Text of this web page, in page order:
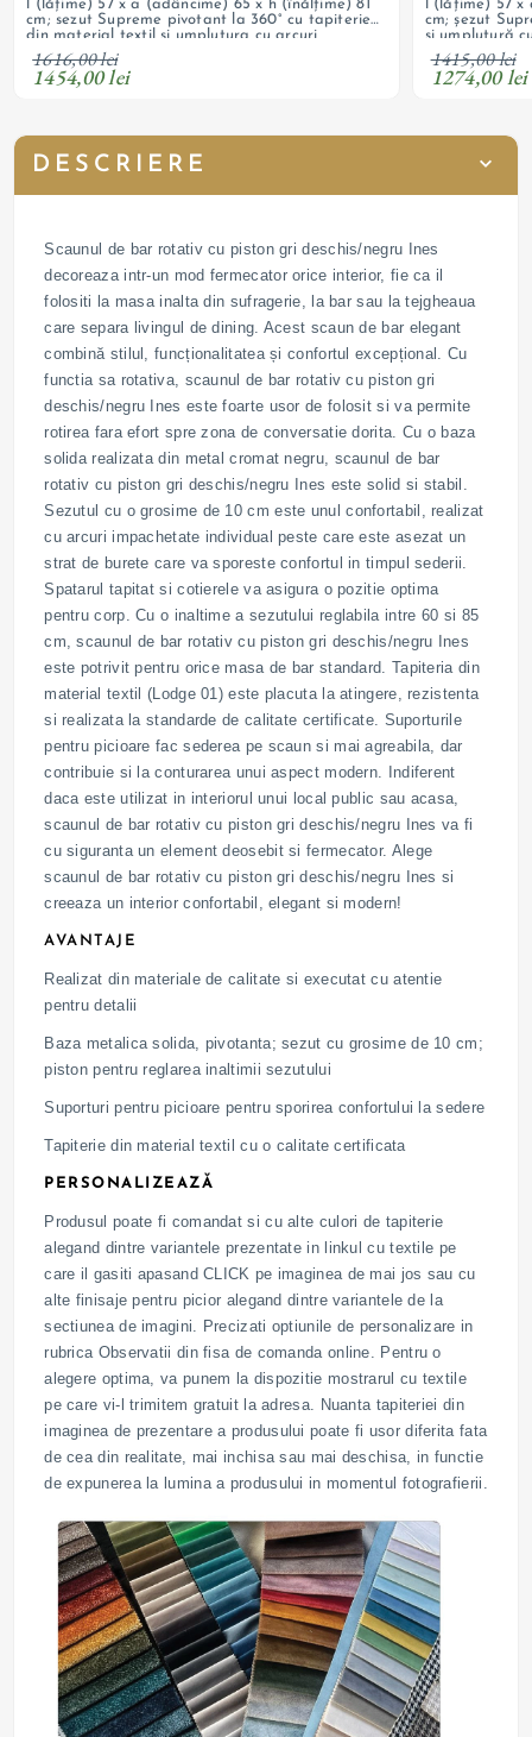
l (lățime) 57 x a (adâncime) 65 x h (înălțime) 81
cm; sezut Supreme pivotant la 360° cu tapiterie
din material textil si umplutura cu arcuri
impachetate individual si burete; picioare din
metal vopsit negru; personalizabil
1616,00 lei
1454,00 lei
l (lățime) 57
cm; șezut
și umplutură
burete;
negru;
1415,00 lei
1274,00 lei
DESCRIERE
Scaunul de bar rotativ cu piston gri deschis/negru Ines
decoreaza intr-un mod fermecator orice interior, fie ca il
folositi la masa inalta din sufragerie, la bar sau la tejgheaua
care separa livingul de dining. Acest scaun de bar elegant
combină stilul, funcționalitatea și confortul excepțional. Cu
functia sa rotativa, scaunul de bar rotativ cu piston gri
deschis/negru Ines este foarte usor de folosit si va permite
rotirea fara efort spre zona de conversatie dorita. Cu o baza
solida realizata din metal cromat negru, scaunul de bar
rotativ cu piston gri deschis/negru Ines este solid si stabil.
Sezutul cu o grosime de 10 cm este unul confortabil, realizat
cu arcuri impachetate individual peste care este asezat un
strat de burete care va sporeste confortul in timpul sederii.
Spatarul tapitat si cotierele va asigura o pozitie optima
pentru corp. Cu o inaltime a sezutului reglabila intre 60 si 85
cm, scaunul de bar rotativ cu piston gri deschis/negru Ines
este potrivit pentru orice masa de bar standard. Tapiteria din
material textil (Lodge 01) este placuta la atingere, rezistenta
si realizata la standarde de calitate certificate. Suporturile
pentru picioare fac sederea pe scaun si mai agreabila, dar
contribuie si la conturarea unui aspect modern. Indiferent
daca este utilizat in interiorul unui local public sau acasa,
scaunul de bar rotativ cu piston gri deschis/negru Ines va fi
cu siguranta un element deosebit si fermecator. Alege
scaunul de bar rotativ cu piston gri deschis/negru Ines si
creeaza un interior confortabil, elegant si modern!
AVANTAJE
Realizat din materiale de calitate si executat cu atentie
pentru detalii
Baza metalica solida, pivotanta; sezut cu grosime de 10 cm;
piston pentru reglarea inaltimii sezutului
Suporturi pentru picioare pentru sporirea confortului la sedere
Tapiterie din material textil cu o calitate certificata
PERSONALIZEAZĂ
Produsul poate fi comandat si cu alte culori de tapiterie
alegand dintre variantele prezentate in linkul cu textile pe
care il gasiti apasand CLICK pe imaginea de mai jos sau cu
alte finisaje pentru picior alegand dintre variantele de la
sectiunea de imagini. Precizati optiunile de personalizare in
rubrica Observatii din fisa de comanda online. Pentru o
alegere optima, va punem la dispozitie mostrarul cu textile
pe care vi-l trimitem gratuit la adresa. Nuanta tapiteriei din
imaginea de prezentare a produsului poate fi usor diferita fata
de cea din realitate, mai inchisa sau mai deschisa, in functie
de expunerea la lumina a produsului in momentul fotografierii.